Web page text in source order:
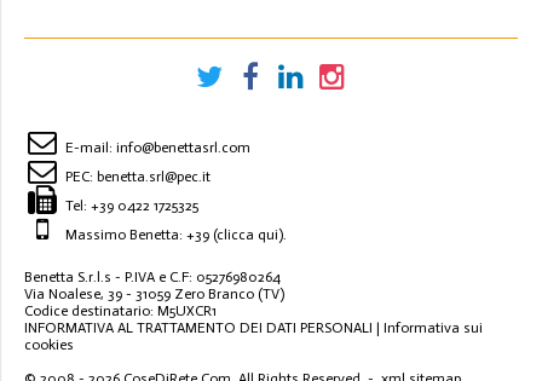
E-mail: info@benettasrl.com
PEC: benetta.srl@pec.it
Tel: +39 0422 1725325
Massimo Benetta: +39 (clicca qui).
Benetta S.r.l.s - P.IVA e C.F: 05276980264
Via Noalese, 39 - 31059 Zero Branco (TV)
Codice destinatario: M5UXCR1
INFORMATIVA AL TRATTAMENTO DEI DATI PERSONALI | Informativa sui
cookies